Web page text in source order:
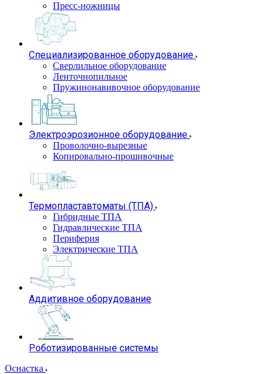
Пресс-ножницы
Специализированное оборудование
Сверлильное оборудование
Ленточнопильное
Пружинонавивочное оборудование
Электроэрозионное оборудование
Проволочно-вырезные
Копировально-прошивочные
Термопластавтоматы (ТПА)
Гибридные ТПА
Гидравлические ТПА
Периферия
Электрические ТПА
Аддитивное оборудование
Роботизированные системы
Оснастка